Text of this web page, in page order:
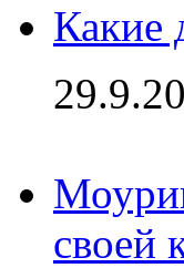
Какие
своей